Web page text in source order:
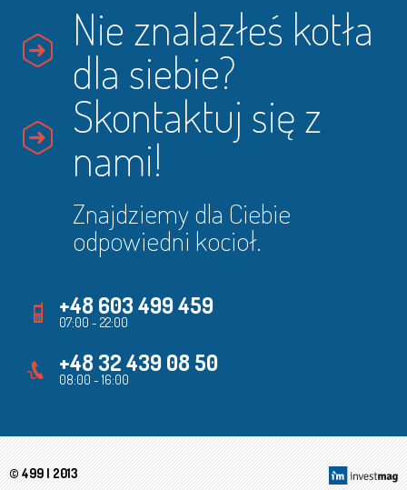
Nie znalazłeś kotła
dla siebie?
Skontaktuj się z
nami!
Znajdziemy dla Ciebie
odpowiedni kocioł.
+48 603 499 459
07:00 - 22:00
+48 32 439 08 50
08:00 - 16:00
© 499 | 2013